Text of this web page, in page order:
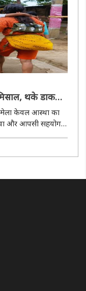
थके डाक
मेला केवल आस्था का
और आपसी सहयोग